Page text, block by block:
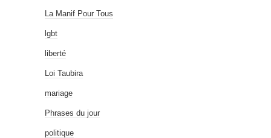
La Manif Pour Tous
lgbt
liberté
Loi Taubira
mariage
Phrases du jour
politique